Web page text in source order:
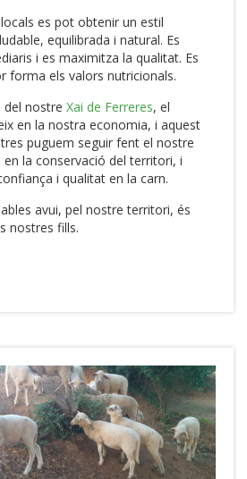
es pot obtenir un estil
equilibrada i natural. Es
i es maximitza la qualitat. Es
forma els valors nutricionals.
nostre Xai de Ferreres, el
en la nostra economia, i aquest
puguem seguir fent el nostre
la conservació del territori, i
i qualitat en la carn.
avui, pel nostre territori, és
nostres fills.